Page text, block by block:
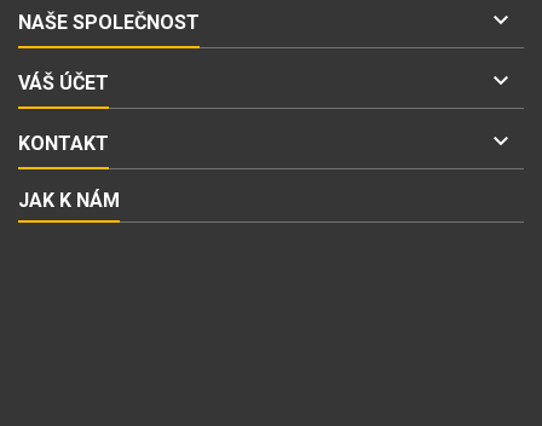
NAŠE SPOLEČNOST 
VÁŠ ÚČET 
KONTAKT 
JAK K NÁM